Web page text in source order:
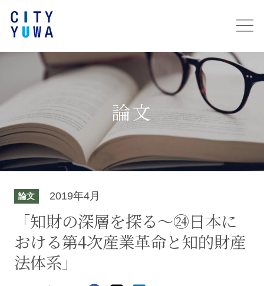
論文
論文 2019年4月
「知財の深層を探る～㉔日本に
おける第4次産業革命と知的財産
法体系」